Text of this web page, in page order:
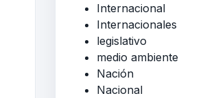
Internacional
Internacionales
legislativo
medio ambiente
Nación
Nacional